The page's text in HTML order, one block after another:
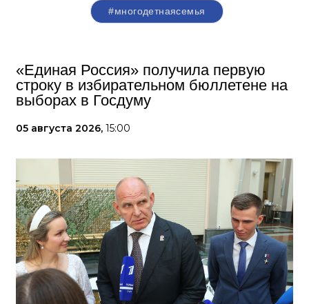
#многодетнаясемья
«Единая Россия» получила первую
строку в избирательном бюллетене на
выборах в Госдуму
05 августа 2026, 15:00